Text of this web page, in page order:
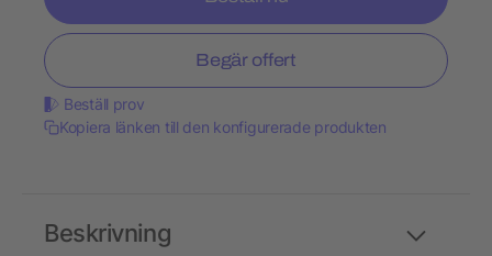
Begär offert
Beställ prov
Kopiera länken till den konfigurerade produkten
Beskrivning